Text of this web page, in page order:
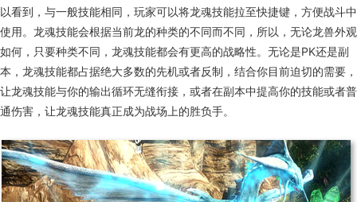
以看到，与一般技能相同，玩家可以将龙魂技能拉至快捷键，方便战斗中
使用。龙魂技能会根据当前龙的种类的不同而不同，所以，无论龙兽外观
如何，只要种类不同，龙魂技能都会有更高的战略性。无论是PK还是副
本，龙魂技能都占据绝大多数的先机或者反制，结合你目前迫切的需要，
让龙魂技能与你的输出循环无缝衔接，或者在副本中提高你的技能或者普
通伤害，让龙魂技能真正成为战场上的胜负手。